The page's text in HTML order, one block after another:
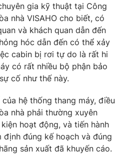
báo điện tử số 483/GP-BTTTT
Mỹ Hạnh, Phạm Quốc Thắng,
897 897
gia kỹ thuật tại Công
nhà VISAHO cho biết, có
và khách quan dẫn đến
hóc dẫn đến có thể xảy
cabin bị rơi tự do là rất hi
có rất nhiều bộ phận bảo
cố như thế này.
hệ thống thang máy, điều
nhà phải thường xuyên
hoạt động, và tiến hành
đúng kế hoạch và đúng
sản xuất đã khuyến cáo.